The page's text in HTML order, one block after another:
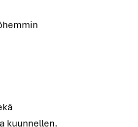
kuunnellen.